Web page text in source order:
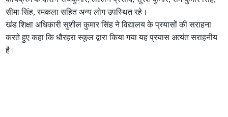
सीमा सिंह, रमकला सहित अन्य लोग उपस्थित रहे।
खंड शिक्षा अधिकारी सुशील कुमार सिंह ने विद्यालय के प्रयासों की सराहना
करते हुए कहा कि धौरहरा स्कूल द्वारा किया गया यह प्रयास अत्यंत सराहनीय
है।